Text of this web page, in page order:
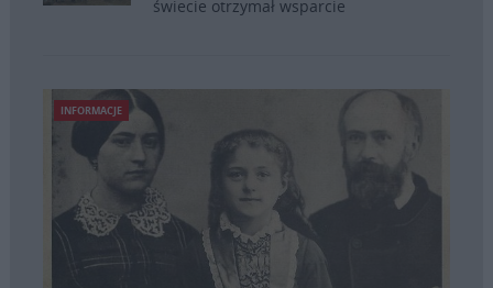
świecie otrzymał wsparcie
INFORMACJE